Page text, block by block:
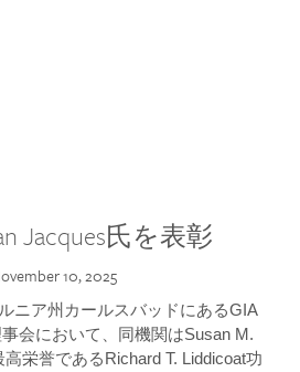
Jacques氏を表彰
10, 2025
ニア州カールスバッドにあるGIA
会において、同機関はSusan M.
栄誉であるRichard T. Liddicoat功